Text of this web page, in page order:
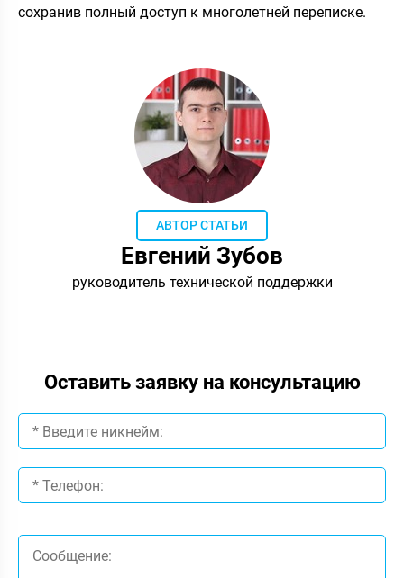
сохранив полный доступ к многолетней переписке.
АВТОР СТАТЬИ
Евгений Зубов
руководитель технической поддержки
Оставить заявку на консультацию